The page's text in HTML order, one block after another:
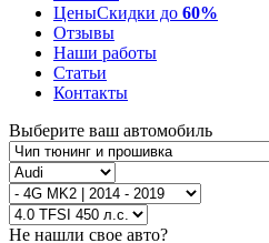
ЦеныСкидки до 60%
Отзывы
Наши работы
Статьи
Контакты
Выберите ваш автомобиль
Не нашли свое авто?